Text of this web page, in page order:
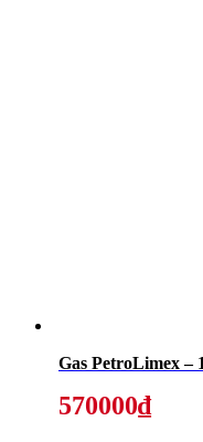
Gas PetroLimex –
570000₫